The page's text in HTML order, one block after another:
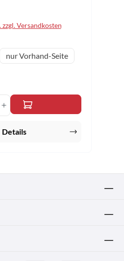
Versandkosten
nur Vorhand-Seite
Gib den
Details